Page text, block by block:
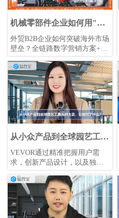
机械零部件企业如何用"精
准营销组合拳"打开欧美高
端市场？
外贸B2B企业如何突破海外市场
壁垒？全链路数字营销方案+智
TikTok全域获客，转化率提升
230%‌
从小众产品到全球园艺工具
头部大卖，它做对了什么？
VEVOR通过精准把握用户需
求，创新产品设计，以及独到
跃升为全球园艺工具头部大
卖。其独立站细分产品类目、
DIY项目模块和博客版块等举
措，有效提升了品牌曝光和用